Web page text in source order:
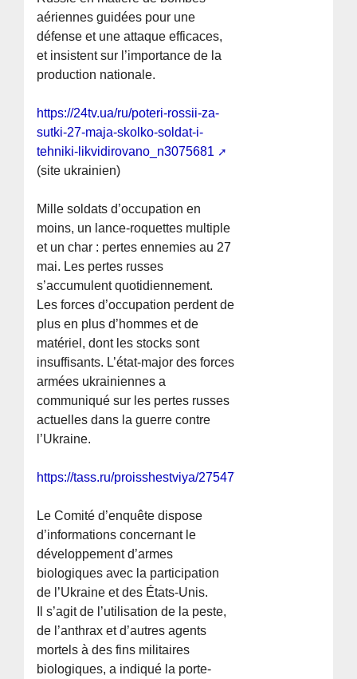
aériennes guidées pour une
défense et une attaque efficaces,
et insistent sur l’importance de la
production nationale.
https://24tv.ua/ru/poteri-rossii-za-
sutki-27-maja-skolko-soldat-i-
tehniki-likvidirovano_n3075681
(site ukrainien)
Mille soldats d’occupation en
moins, un lance-roquettes multiple
et un char : pertes ennemies au 27
mai. Les pertes russes
s’accumulent quotidiennement.
Les forces d’occupation perdent de
plus en plus d’hommes et de
matériel, dont les stocks sont
insuffisants. L’état-major des forces
armées ukrainiennes a
communiqué sur les pertes russes
actuelles dans la guerre contre
l’Ukraine.
https://tass.ru/proisshestviya/27547743
Le Comité d’enquête dispose
d’informations concernant le
développement d’armes
biologiques avec la participation
de l’Ukraine et des États-Unis.
Il s’agit de l’utilisation de la peste,
de l’anthrax et d’autres agents
mortels à des fins militaires
biologiques, a indiqué la porte-